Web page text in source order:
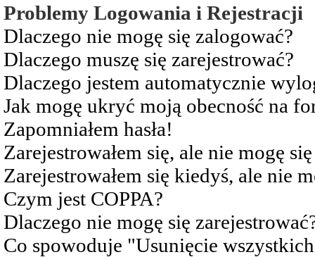
Problemy Logowania i Rejestracji
Dlaczego nie mogę się zalogować?
Dlaczego muszę się zarejestrować?
Dlaczego jestem automatycznie
Jak mogę ukryć moją obecność na
Zapomniałem hasła!
Zarejestrowałem się, ale nie mogę
Zarejestrowałem się kiedyś, ale nie
Czym jest COPPA?
Dlaczego nie mogę się
Co spowoduje "Usunięcie